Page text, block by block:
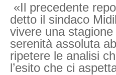
«Il precedente
detto il sindaco
vivere una stagione
serenità assoluta
ripetere le analisi
l’esito che ci